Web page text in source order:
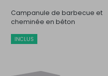
Campanule de barbecue et
cheminée en béton
INCLUS